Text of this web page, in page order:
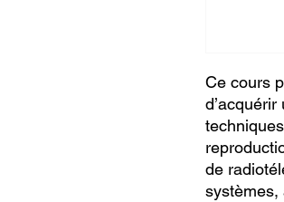
Ce cours
de
systèmes,